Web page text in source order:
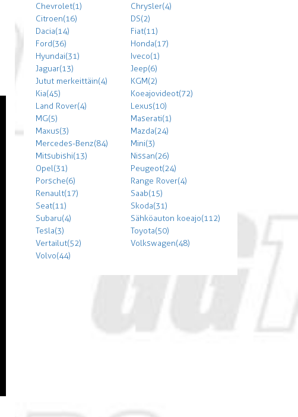
Chevrolet (1)
Chrysler (4)
Citroen (16)
DS (2)
Dacia (14)
Fiat (11)
Ford (36)
Honda (17)
Hyundai (31)
Iveco (1)
Jaguar (13)
Jeep (6)
Jutut merkeittäin (4)
KGM (2)
Kia (45)
Koeajovideot (72)
Land Rover (4)
Lexus (10)
MG (5)
Maserati (1)
Maxus (3)
Mazda (24)
Mercedes-Benz (84)
Mini (3)
Mitsubishi (13)
Nissan (26)
Opel (31)
Peugeot (24)
Porsche (6)
Range Rover (4)
Renault (17)
Saab (15)
Seat (11)
Skoda (31)
Subaru (4)
Sähköauton koeajo (112)
Tesla (3)
Toyota (50)
Vertailut (52)
Volkswagen (48)
Volvo (44)